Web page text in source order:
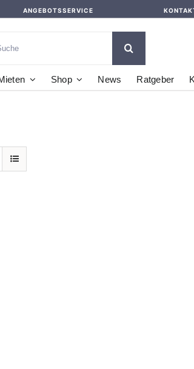
ANGEBOTSSERVICE
Shop News Ratgeber